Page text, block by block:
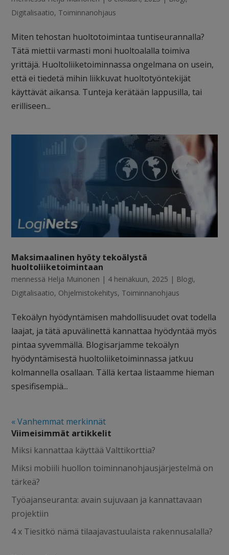
Digitalisaatio, Toiminnanohjaus
Miten tehostan huoltotoimintaa tuntiseurannalla?
Tätä miettii varmasti moni huoltoalalla toimiva
yrittäjä. Huoltoliiketoiminnassa ongelmana on usein,
että ei tiedetä mihin liikkuvat huoltotyöntekijät
käyttävät aikansa. Tunteja kerätään lappusilla, tai
erilliseen...
Maksimaalinen hyöty tekoälystä
huoltoliiketoimintaan
mennessä Helja Muinonen | 4 heinäkuun, 2025 | Blogi,
Digitalisaatio, Ohjelmistokehitys, Toiminnanohjaus
Tekoälyn hyödyntämisen mahdollisuudet ovat todella
laajat, ja tätä apuvälinettä kannattaa hyödyntää myös
pintaa syvemmällä. Blogisarjamme tekoälyn
hyödyntämisestä huoltoliiketoiminnassa jatkuu
kolmannella osallaan. Tällä kertaa listaamme hieman
spesifisempiä...
« Vanhemmat merkinnät
Viimeisimmät artikkelit
Miksi kannattaa käyttää Valttikorttia?
Miksi mobiili huollon toiminnanohjausjärjestelmä on
tärkeä?
Työajanseuranta: avain sujuvaan ja kannattavaan
projektiin
4 x Tiesitkö nämä tilaajavastuulaista rakennusalalla?